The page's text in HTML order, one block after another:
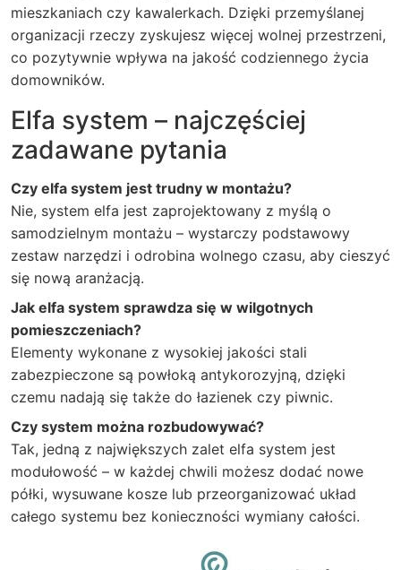
mieszkaniach czy kawalerkach. Dzięki przemyślanej
organizacji rzeczy zyskujesz więcej wolnej przestrzeni,
co pozytywnie wpływa na jakość codziennego życia
domowników.
Elfa system – najczęściej
zadawane pytania
Czy elfa system jest trudny w montażu?
Nie, system elfa jest zaprojektowany z myślą o
samodzielnym montażu – wystarczy podstawowy
zestaw narzędzi i odrobina wolnego czasu, aby cieszyć
się nową aranżacją.
Jak elfa system sprawdza się w wilgotnych
pomieszczeniach?
Elementy wykonane z wysokiej jakości stali
zabezpieczone są powłoką antykorozyjną, dzięki
czemu nadają się także do łazienek czy piwnic.
Czy system można rozbudowywać?
Tak, jedną z największych zalet elfa system jest
modułowość – w każdej chwili możesz dodać nowe
półki, wysuwane kosze lub przeorganizować układ
całego systemu bez konieczności wymiany całości.